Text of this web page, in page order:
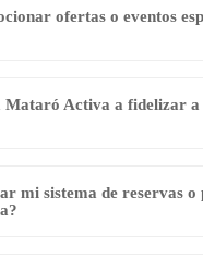
ofertas o eventos
Mataró Activa a fidelizar a
mi sistema de reservas o